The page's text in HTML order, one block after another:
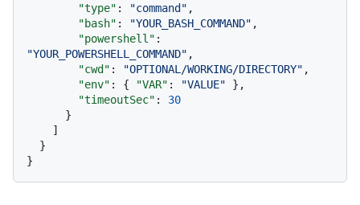
"type" : "command" ,
"bash" : "YOUR_BASH_COMMAND" ,
"powershell" :
"YOUR_POWERSHELL_COMMAND" ,
"cwd" : "OPTIONAL/WORKING/DIRECTORY" ,
"env" : { "VAR" : "VALUE" } ,
"timeoutSec" :
30
}
]
}
}